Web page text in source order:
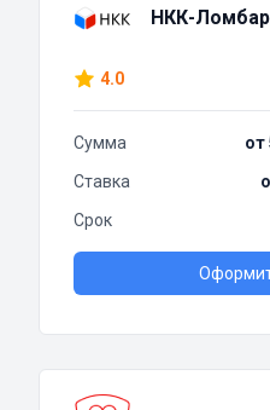
НКК-
4.0
Сумма
от
Ставка
Срок